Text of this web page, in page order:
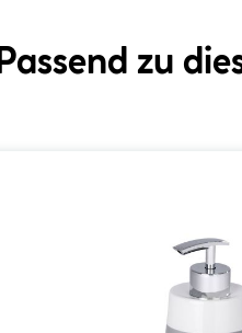
Passend zu